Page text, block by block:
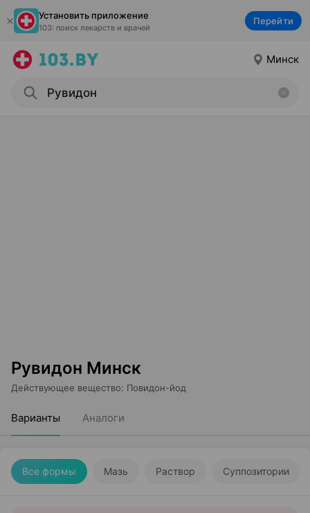
Установить приложение
103: поиск лекарств и врачей
Перейти
Минск
Рувидон Минск
Действующее вещество: Повидон-йод
Варианты Аналоги
Все формы Мазь Раствор Суппозитории